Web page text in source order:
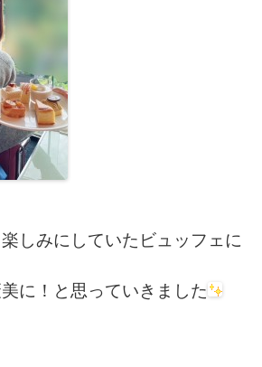
しみにしていたビュッフェに
に！と思っていきました